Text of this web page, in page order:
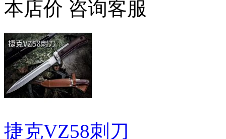
本店价 咨询客服
捷克VZ58刺刀